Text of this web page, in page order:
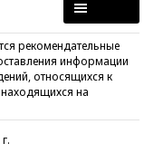
рекомендательные
информации
относящихся к
находящихся на